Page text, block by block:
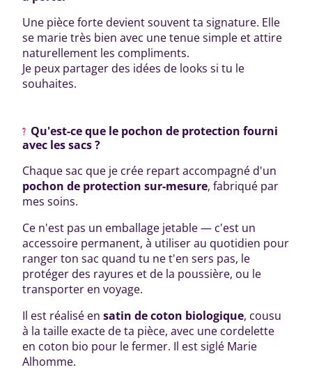
Une pièce forte devient souvent ta signature. Elle
se marie très bien avec une tenue simple et attire
naturellement les compliments.
Je peux partager des idées de looks si tu le
souhaites.
Qu'est-ce que le pochon de protection fourni
avec les sacs ?
Chaque sac que je crée repart accompagné d'un
pochon de protection sur-mesure, fabriqué par
mes soins.
Ce n'est pas un emballage jetable — c'est un
accessoire permanent, à utiliser au quotidien pour
ranger ton sac quand tu ne t'en sers pas, le
protéger des rayures et de la poussière, ou le
transporter en voyage.
Il est réalisé en satin de coton biologique, cousu
à la taille exacte de ta pièce, avec une cordelette
en coton bio pour le fermer. Il est siglé Marie
Alhomme.